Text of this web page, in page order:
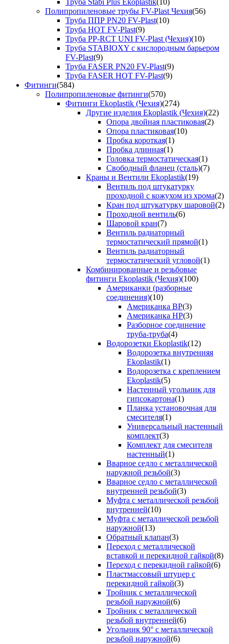
Полипропиленовые трубы FV-Plast Чехия(56)
Труба ППР PN20 FV-Plast(10)
Труба HOT FV-Plast(9)
Труба PP-RCT UNI FV-Plast (Чехия)(10)
Труба STABIOXY с кислородным барьером
FV-Plast(9)
Труба FASER PN20 FV-Plast(9)
Труба FASER HOT FV-Plast(9)
Фитинги(584)
Полипропиленовые фитинги(570)
Фитинги Ekoplastik (Чехия)(274)
Другие изделия Ekoplastik (Чехия)(22)
Опора двойная пластиковая(2)
Опора пластиковая(10)
Пробка короткая(1)
Пробка длинная(1)
Головка термостатическая(1)
Свободный фланец (сталь)(7)
Краны и Вентили Ekoplastik(19)
Вентиль под штукатурку
проходной с кожухом из хрома(2)
Кран под штукатурку шаровой(2)
Проходной вентиль(6)
Шаровой кран(7)
Вентиль радиаторный
термостатический прямой(1)
Вентиль радиаторный
термостатический угловой(1)
Комбинированные и резьбовые
фитинги Ekoplastik (Чехия)(100)
Американки (разборные
соединения)(10)
Американка ВР(3)
Американка НР(3)
Разборное соединение
труба-труба(4)
Водорозетки Ekoplastik(12)
Водорозетка внутренняя
Ekoplastik(1)
Водорозетка с креплением
Ekoplastik(5)
Настенный угольник для
гипсокартона(1)
Планка установочная для
смесителя(1)
Универсальный настенный
комплект(3)
Комплект для смесителя
настенный(1)
Вварное седло с металлической
наружной резьбой(3)
Вварное седло с металлической
внутренней резьбой(3)
Муфта с металлической резьбой
внутренней(10)
Муфта с металлической резьбой
наружной(13)
Обратный клапан(3)
Переход с металлической
вставкой и перекидной гайкой(8)
Переход с перекидной гайкой(6)
Пластмассовый штуцер с
перекидной гайкой(3)
Тройник с металлической
резьбой наружной(6)
Тройник с металлической
резьбой внутренней(6)
Угольник 90° с металлической
резьбой наружной(6)